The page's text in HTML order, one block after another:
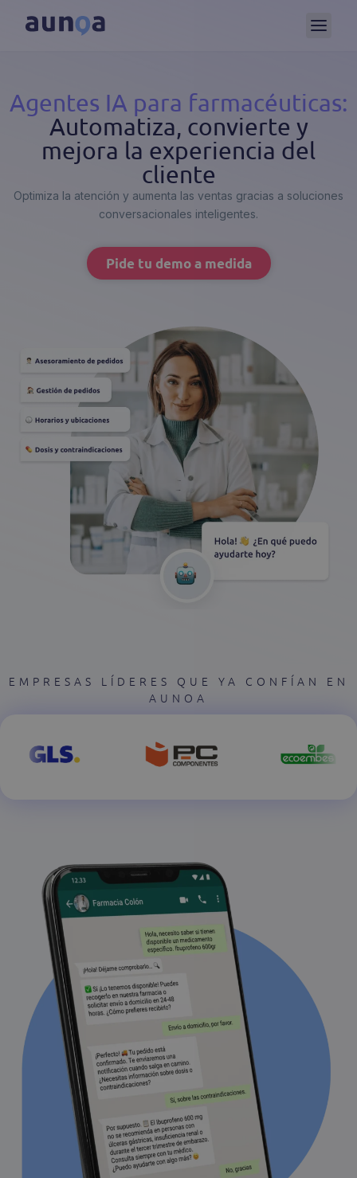
Agentes IA para farmacéuticas:
Automatiza, convierte y
mejora la experiencia del
cliente
Optimiza la atención y aumenta las ventas gracias a soluciones
conversacionales inteligentes.
Pide tu demo a medida
EMPRESAS LÍDERES QUE YA CONFÍAN EN
AUNOA